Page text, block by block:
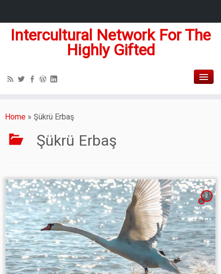
Intercultural Network For The
Highly Gifted
Home » Şükrü Erbaş
Şükrü Erbaş
2